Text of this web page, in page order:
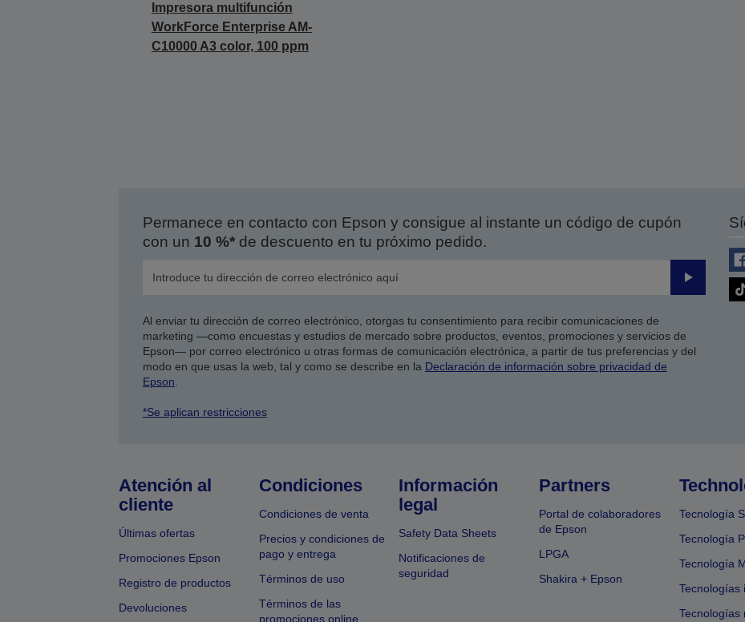
Impresora multifunción
WorkForce Enterprise AM-
C10000 A3 color, 100 ppm
Permanece en contacto con Epson y consigue al instante un código de cupón
con un 10 %*de descuento en tu próximo pedido.
Enviar
Al enviar tu dirección de correo electrónico, otorgas tu consentimiento para recibir comunicaciones de
marketing —como encuestas y estudios de mercado sobre productos, eventos, promociones y servicios de
Epson— por correo electrónico u otras formas de comunicación electrónica, a partir de tus preferencias y del
modo en que usas la web, tal y como se describe en la Declaración de información sobre privacidad de
Epson
*Se aplican restricciones
Atención al
cliente
Últimas ofertas
Promociones Epson
Registro de productos
Devoluciones
Condiciones
Condiciones de venta
Precios y condiciones de
pago y entrega
Términos de uso
Términos de las
promociones online
Información
legal
Safety Data Sheets
Notificaciones de
seguridad
Partners
Portal de colaboradores
de Epson
LPGA
Shakira + Epson
Tecnología
Tecnología
Tecnología
Tecnologías
Tecnologías